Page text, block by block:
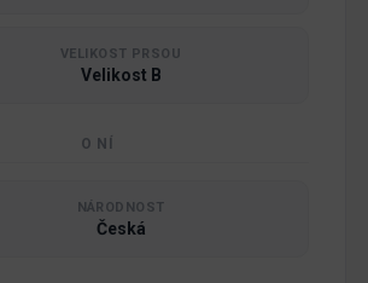
VELIKOST PRSOU
Velikost B
O NÍ
NÁRODNOST
Česká